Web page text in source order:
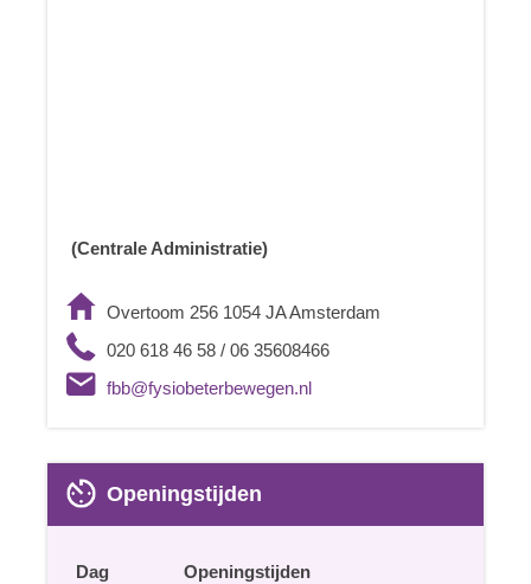
(Centrale Administratie)
Overtoom 256 1054 JA Amsterdam
020 618 46 58 / 06 35608466
fbb@fysiobeterbewegen.nl
Openingstijden
Dag Openingstijden